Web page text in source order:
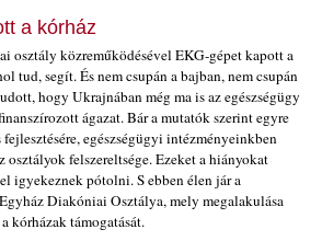
a kórház
osztály közreműködésével EKG-gépet kapott a
tud, segít. És nem csupán a bajban, nem csupán
hogy Ukrajnában még ma is az egészségügy
ágazat. Bár a mutatók szerint egyre
egészségügyi intézményeinkben
osztályok felszereltsége. Ezeket a hiányokat
igyekeznek pótolni. S ebben élen jár a
Diakóniai Osztálya, mely megalakulása
kórházak támogatását.